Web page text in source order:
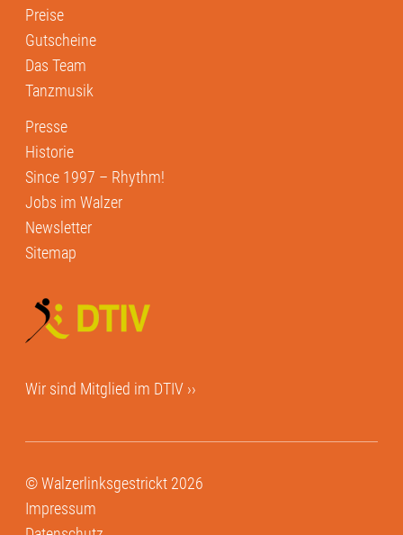
Preise
Gutscheine
Das Team
Tanzmusik
Presse
Historie
Since 1997 – Rhythm!
Jobs im Walzer
Newsletter
Sitemap
Wir sind Mitglied im DTIV ››
© Walzerlinksgestrickt 2026
Impressum